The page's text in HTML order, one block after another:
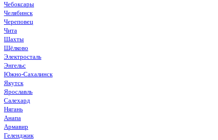
Чебоксары
Челябинск
Череповец
Чита
Шахты
Щёлково
Электросталь
Энгельс
Южно-Сахалинск
Якутск
Ярославль
Салехард
Нягань
Анапа
Армавир
Геленджик